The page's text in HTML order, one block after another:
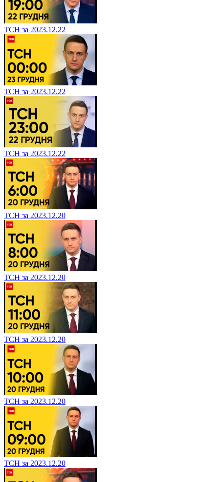
ТСН за 2023.12.22
ТСН за 2023.12.22
ТСН за 2023.12.22
ТСН за 2023.12.20
ТСН за 2023.12.20
ТСН за 2023.12.20
ТСН за 2023.12.20
ТСН за 2023.12.20